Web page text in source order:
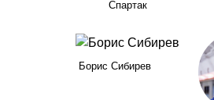
Спартак
Борис Сибирев